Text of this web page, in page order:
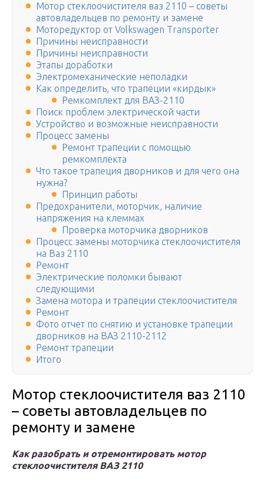
Мотор стеклоочистителя ваз 2110 – советы
автовладельцев по ремонту и замене
Моторедуктор от Volkswagen Transporter
Причины неисправности
Причины неисправности
Этапы доработки
Электромеханические неполадки
Как определить, что трапеции «кирдык»
Ремкомплект для ВАЗ-2110
Поиск проблем электрической части
Устройство и возможные неисправности
Процесс замены
Ремонт трапеции с помощью
ремкомплекта
Что такое трапеция дворников и для чего она
нужна?
Принцип работы
Предохранители, моторчик, наличие
напряжения на клеммах
Проверка моторчика дворников
Процесс замены моторчика стеклоочистителя
на Ваз 2110
Ремонт
Электрические поломки бывают
следующими
Замена мотора и трапеции стеклоочистителя
Ремонт
Фото отчет по снятию и установке трапеции
дворников на ВАЗ 2110-2112
Ремонт трапеции
Итого
Мотор стеклоочистителя ваз 2110
– советы автовладельцев по
ремонту и замене
Как разобрать и отремонтировать мотор
стеклоочистителя ВАЗ 2110